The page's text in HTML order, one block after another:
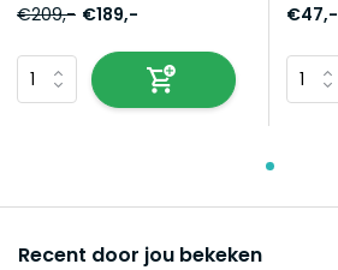
€209,- €189,- €47,-
Recent door jou bekeken